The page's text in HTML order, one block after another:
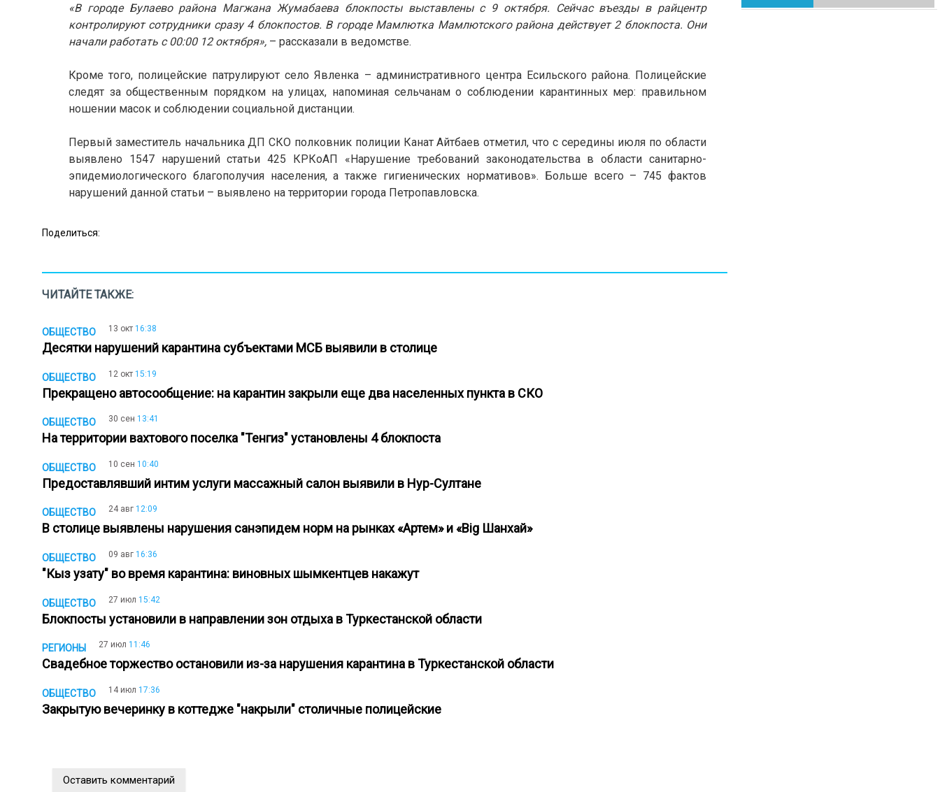
«В городе Булаево района Магжана Жумабаева блокпосты выставлены с 9 октября. Сейчас въезды в райцентр
контролируют сотрудники сразу 4 блокпостов. В городе Мамлютка Мамлютского района действует 2 блокпоста. Они
начали работать с 00:00 12 октября», – рассказали в ведомстве.
Кроме того, полицейские патрулируют село Явленка – административного центра Есильского района. Полицейские
следят за общественным порядком на улицах, напоминая сельчанам о соблюдении карантинных мер: правильном
ношении масок и соблюдении социальной дистанции.
Первый заместитель начальника ДП СКО полковник полиции Канат Айтбаев отметил, что с середины июля по области
выявлено 1547 нарушений статьи 425 КРКоАП «Нарушение требований законодательства в области санитарно-
эпидемиологического благополучия населения, а также гигиенических нормативов». Больше всего – 745 фактов
нарушений данной статьи – выявлено на территории города Петропавловска.
Поделиться:
ЧИТАЙТЕ ТАКЖЕ:
ОБЩЕСТВО 13 окт 16:38
Десятки нарушений карантина субъектами МСБ выявили в столице
ОБЩЕСТВО 12 окт 15:19
Прекращено автосообщение: на карантин закрыли еще два населенных пункта в СКО
ОБЩЕСТВО 30 сен 13:41
На территории вахтового поселка "Тенгиз" установлены 4 блокпоста
ОБЩЕСТВО 10 сен 10:40
Предоставлявший интим услуги массажный салон выявили в Нур-Султане
ОБЩЕСТВО 24 авг 12:09
В столице выявлены нарушения санэпидем норм на рынках «Артем» и «Big Шанхай»
ОБЩЕСТВО 09 авг 16:36
"Кыз узату" во время карантина: виновных шымкентцев накажут
ОБЩЕСТВО 27 июл 15:42
Блокпосты установили в направлении зон отдыха в Туркестанской области
РЕГИОНЫ 27 июл 11:46
Свадебное торжество остановили из-за нарушения карантина в Туркестанской области
ОБЩЕСТВО 14 июл 17:36
Закрытую вечеринку в коттедже "накрыли" столичные полицейские
Оставить комментарий